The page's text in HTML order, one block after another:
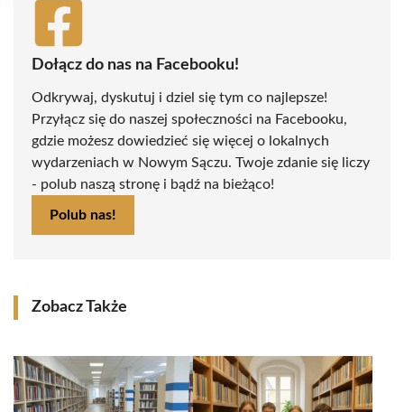
Dołącz do nas na Facebooku!
Odkrywaj, dyskutuj i dziel się tym co najlepsze!
Przyłącz się do naszej społeczności na Facebooku,
gdzie możesz dowiedzieć się więcej o lokalnych
wydarzeniach w Nowym Sączu. Twoje zdanie się liczy
- polub naszą stronę i bądź na bieżąco!
Polub nas!
Zobacz Także